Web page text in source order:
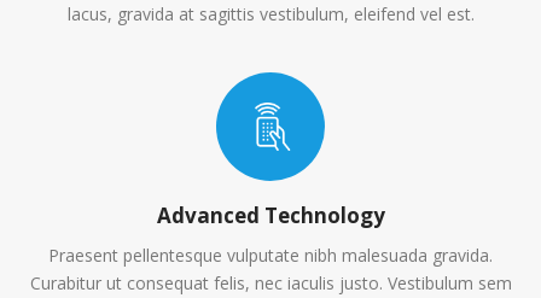
lacus, gravida at sagittis vestibulum, eleifend vel est.
Advanced Technology
Praesent pellentesque vulputate nibh malesuada gravida.
Curabitur ut consequat felis, nec iaculis justo. Vestibulum sem